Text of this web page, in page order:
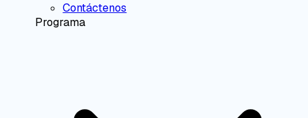
Contáctenos
Programa